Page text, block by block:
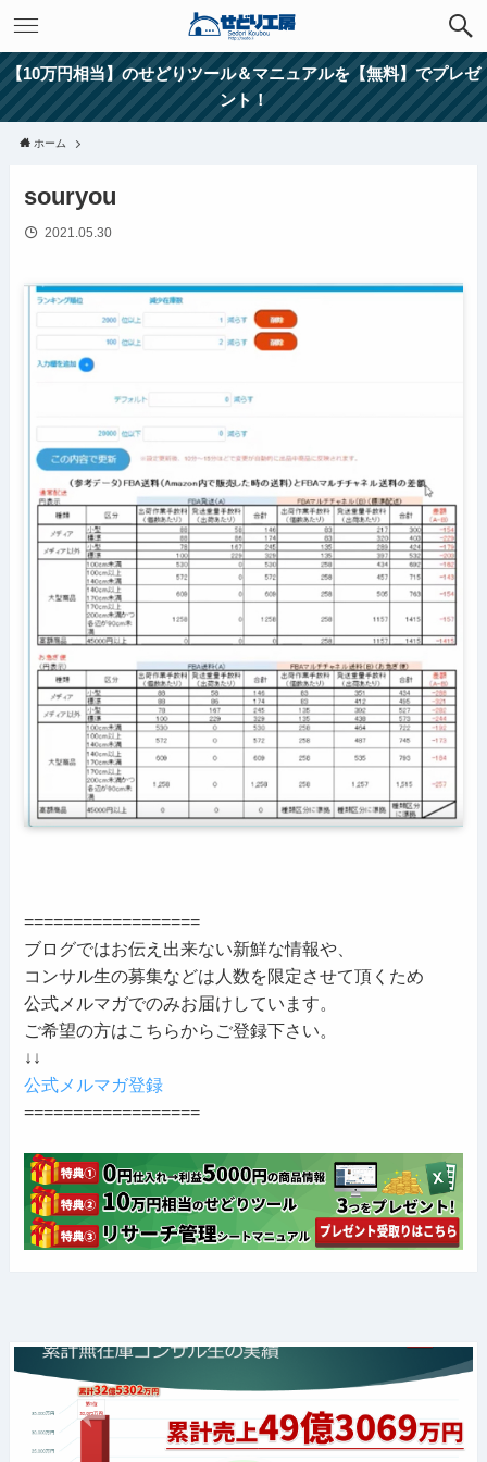
【10万円相当】のせどりツール＆マニュアルを【無料】でプレゼ
ント！
ホーム
souryou
2021.05.30
==================
ブログではお伝え出来ない新鮮な情報や、
コンサル生の募集などは人数を限定させて頂くため
公式メルマガでのみお届けしています。
ご希望の方はこちらからご登録下さい。
↓↓
公式メルマガ登録
==================